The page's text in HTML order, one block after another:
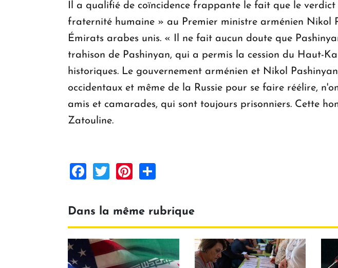
Il a qualifié de coïncidence frappante le fait que le
fraternité humaine » au Premier ministre arménien Nikol
Émirats arabes unis. « Il ne fait aucun doute que
trahison de Pashinyan, qui a permis la cession du Haut-
historiques. Le gouvernement arménien et Nikol
occidentaux et même de la Russie pour se faire réélire,
amis et camarades, qui sont toujours prisonniers. Cette
Zatouline.
Facebook
TwitterPinterest
Dans la même rubrique